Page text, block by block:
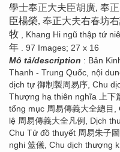
學士奉正大夫臣胡廣, 奉
臣楊榮, 奉正大夫右春坊
牧 , Khang Hi ngũ thập tứ
年 . 97 Images; 27 x 16
Mô tả/description : Bản
Thanh - Trung Quốc, nội
dịch tự 御制製周易序, Chu
Thượng hạ thiên nghĩa 上下
tổng mục 周易傳義大全總目
lệ 周易傳義大全凡例, Dịch
Chu Tử đồ thuyết 周易朱子
nghi 筮儀, Chu dịch thượng